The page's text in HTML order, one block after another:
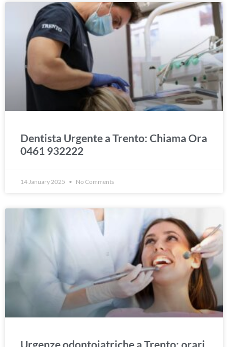
Dentista Urgente a Trento: Chiama Ora
0461 932222
14 January 2025 No Comments
Urgenze odontoiatriche a Trento: orari,